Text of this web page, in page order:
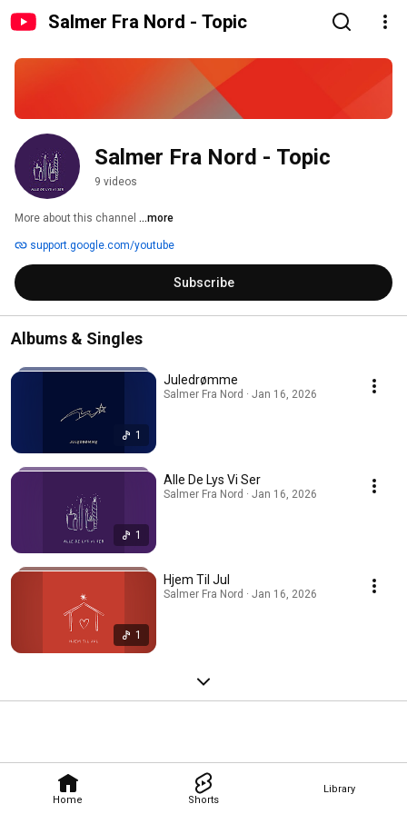
Salmer Fra Nord - Topic
Home Shorts
Library
Salmer Fra Nord - Topic
9 videos
More about this channel ...more
support.google.com/youtube
Subscribe
Albums & Singles
1
Juledrømme
Salmer Fra Nord · Jan 16, 2026
1
Alle De Lys Vi Ser
Salmer Fra Nord · Jan 16, 2026
1
Hjem Til Jul
Salmer Fra Nord · Jan 16, 2026